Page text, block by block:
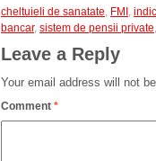
cheltuieli de sanatate, FMI ,
bancar, sistem de pensii private,
Leave a Reply
Your email address will not
Comment *